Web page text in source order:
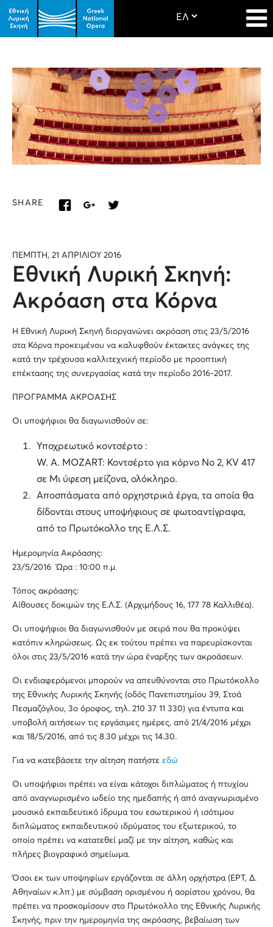
SHARE
ΠΕΜΠΤΗ, 21 ΑΠΡΙΛΙΟΥ 2016
Εθνική Λυρική Σκηνή:
Ακρόαση στα Κόρνα
Η Εθνική Λυρική Σκηνή διοργανώνει ακρόαση στις 23/5/2016
στα Κόρνα προκειμένου να καλυφθούν έκτακτες ανάγκες της
κατά την τρέχουσα καλλιτεχνική περίοδο με προοπτική
επέκτασης της συνεργασίας κατά την περίοδο 2016-2017.
ΠΡΟΓΡΑΜΜΑ ΑΚΡΟΑΣΗΣ
Οι υποψήφιοι θα διαγωνισθούν σε:
Υποχρεωτικό κοντσέρτο :
W. A. MOZART: Κοντσέρτο για κόρνο Νο 2, KV 417
σε Μι ύφεση μείζονα, ολόκληρο.
Αποσπάσματα από ορχηστρικά έργα, τα οποία θα
δίδονται στους υποψήφιους σε φωτοαντίγραφα,
από το Πρωτόκολλο της Ε.Λ.Σ.
Ημερομηνία Ακρόασης:
23/5/2016 Ώρα : 10:00 π.μ.
Τόπος ακρόασης:
Αίθουσες δοκιμών της Ε.Λ.Σ. (Αρχιμήδους 16, 177 78 Καλλιθέα).
Οι υποψήφιοι θα διαγωνισθούν με σειρά που θα προκύψει
κατόπιν κληρώσεως. Ως εκ τούτου πρέπει να παρευρίσκονται
όλοι στις 23/5/2016 κατά την ώρα έναρξης των ακροάσεων.
Οι ενδιαφερόμενοι μπορούν να απευθύνονται στο Πρωτόκολλο
της Εθνικής Λυρικής Σκηνής (οδός Πανεπιστημίου 39, Στοά
Πεσμαζόγλου, 3ο όροφος, τηλ. 210 37 11 330) για έντυπα και
υποβολή αιτήσεων τις εργάσιμες ημέρες, από 21/4/2016 μέχρι
και 18/5/2016, από τις 8.30 μέχρι τις 14.30.
Για να κατεβάσετε την αίτηση πατήστε εδώ
Οι υποψήφιοι πρέπει να είναι κάτοχοι διπλώματος ή πτυχίου
από αναγνωρισμένο ωδείο της ημεδαπής ή από αναγνωρισμένο
μουσικό εκπαιδευτικό ίδρυμα του εσωτερικού ή ισότιμου
διπλώματος εκπαιδευτικού ιδρύματος του εξωτερικού, το
οποίο πρέπει να κατατεθεί μαζί με την αίτηση, καθώς και
πλήρες βιογραφικό σημείωμα.
Όσοι εκ των υποψηφίων εργάζονται σε άλλη ορχήστρα (ΕΡΤ, Δ.
Αθηναίων κ.λπ.) με σύμβαση ορισμένου ή αορίστου χρόνου, θα
πρέπει να προσκομίσουν στο Πρωτόκολλο της Εθνικής Λυρικής
Σκηνής, πριν την ημερομηνία της ακρόασης, βεβαίωση των